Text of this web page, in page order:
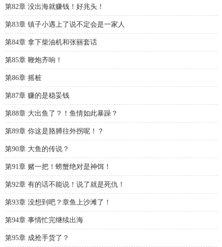
第82章 没出海就赚钱！好兆头！
第83章 镇子小遇上了说不定会是一家人
第84章 拿下柴油机和张丽套话
第85章 鞭炮齐响！
第86章 摇桩
第87章 赚的是稳妥钱
第88章 大出鱼了？！鱼情如此暴躁？
第89章 你这是胳膊往外拐呢！？
第90章 大鱼的传说？
第91章 赌一把！螃蟹绝对是神饵！
第92章 有的话不能说！说了就是死仇！
第93章 没想到吧？章鱼上沙滩了！
第94章 事情忙完继续出海
第95章 成抢手货了？